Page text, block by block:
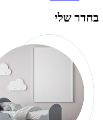
בחדר שלי